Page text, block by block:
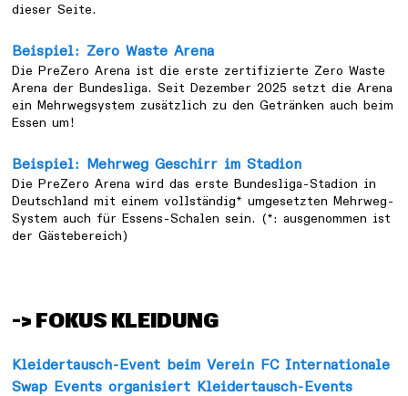
dieser Seite.
Beispiel: Zero Waste Arena
Die PreZero Arena ist die erste zertifizierte Zero Waste
Arena der Bundesliga. Seit Dezember 2025 setzt die Arena
ein Mehrwegsystem zusätzlich zu den Getränken auch beim
Essen um!
Beispiel: Mehrweg Geschirr im Stadion
Die PreZero Arena wird das erste Bundesliga-Stadion in
Deutschland mit einem vollständig* umgesetzten Mehrweg-
System auch für Essens-Schalen sein. (*: ausgenommen ist
der Gästebereich)
–> FOKUS KLEIDUNG
Kleidertausch-Event beim Verein FC Internationale
Swap Events organisiert Kleidertausch-Events